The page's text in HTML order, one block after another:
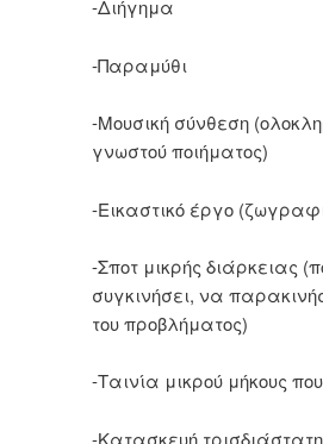
-Διήγημα
-Παραμύθι
-Μουσική σύνθεση
γνωστού ποιήματος)
-Εικαστικό έργο
-Σποτ μικρής διάρκειας
συγκινήσει, να
του προβλήματος)
-Ταινία μικρού μήκους
-Κατασκευή τρισδιάστατη